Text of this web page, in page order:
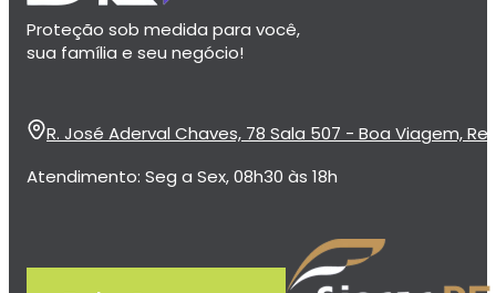
Proteção sob medida para você,
sua família e seu negócio!
R. José Aderval Chaves, 78 Sala 507 - Boa Viagem,
Atendimento: Seg a Sex, 08h30 às 18h